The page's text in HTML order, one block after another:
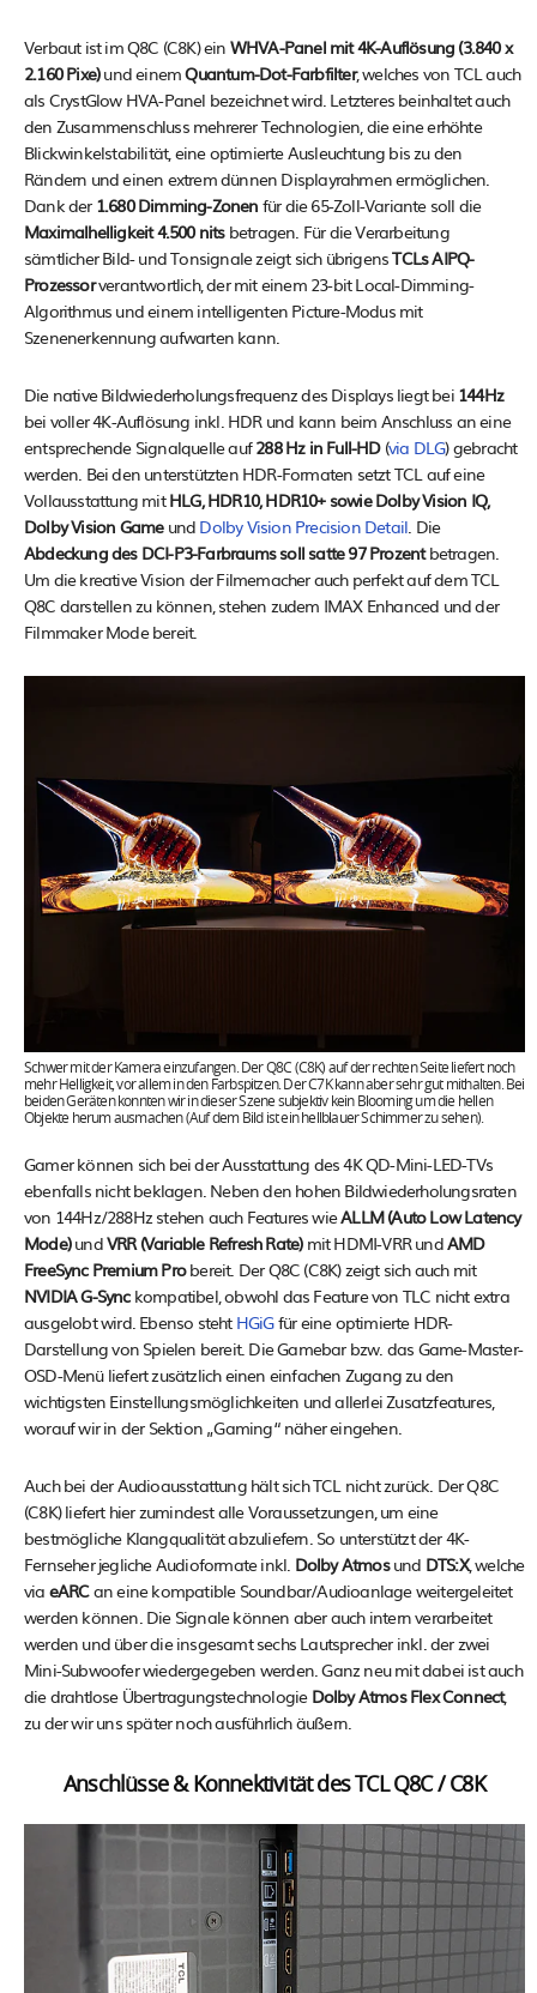
Verbaut ist im Q8C (C8K) ein WHVA-Panel mit 4K-Auflösung (3.840 x
2.160 Pixe)und einemQuantum-Dot-Farbfilter, welches von TCL auch
als CrystGlow HVA-Panel bezeichnet wird. Letzteres beinhaltet auch
den Zusammenschluss mehrerer Technologien, die eine erhöhte
Blickwinkelstabilität, eine optimierte Ausleuchtung bis zu den
Rändern und einen extrem dünnen Displayrahmen ermöglichen.
Dank der 1.680 Dimming-Zonen für die 65-Zoll-Variante soll die
Maximalhelligkeit 4.500 nitsbetragen. Für die Verarbeitung
sämtlicher Bild- und Tonsignale zeigt sich übrigensTCLs AIPQ-
Prozessorverantwortlich, der mit einem 23-bit Local-Dimming-
Algorithmus und einem intelligenten Picture-Modus mit
Szenenerkennung aufwarten kann.
Die native Bildwiederholungsfrequenz des Displays liegt bei 144Hz
bei voller 4K-Auflösung inkl. HDR und kann beim Anschluss an eine
entsprechende Signalquelle auf288 Hz in Full-HD(via DLG) gebracht
werden. Bei den unterstützten HDR-Formaten setzt TCL auf eine
Vollausstattung mitHLG, HDR10, HDR10+ sowie Dolby Vision IQ,
Dolby Vision Gameund Dolby Vision Precision Detail. Die
Abdeckung des DCI-P3-Farbraums soll satte 97 Prozentbetragen.
Um die kreative Vision der Filmemacher auch perfekt auf dem TCL
Q8C darstellen zu können, stehen zudem IMAX Enhanced und der
Filmmaker Mode bereit.
Schwer mit der Kamera einzufangen. Der Q8C (C8K) auf der rechten Seite liefert noch
mehr Helligkeit, vor allem in den Farbspitzen. Der C7K kann aber sehr gut mithalten. Bei
beiden Geräten konnten wir in dieser Szene subjektiv kein Blooming um die hellen
Objekte herum ausmachen (Auf dem Bild ist ein hellblauer Schimmer zu sehen).
Gamer können sich bei der Ausstattung des 4K QD-Mini-LED-TVs
ebenfalls nicht beklagen. Neben den hohen Bildwiederholungsraten
von 144Hz/288Hz stehen auch Features wieALLM (Auto Low Latency
Mode)undVRR (Variable Refresh Rate)mit HDMI-VRR undAMD
FreeSync Premium Probereit. Der Q8C (C8K) zeigt sich auch mit
NVIDIA G-Synckompatibel, obwohl das Feature von TLC nicht extra
ausgelobt wird. Ebenso steht HGiGfür eine optimierte HDR-
Darstellung von Spielen bereit. Die Gamebar bzw. das Game-Master-
OSD-Menü liefert zusätzlich einen einfachen Zugang zu den
wichtigsten Einstellungsmöglichkeiten und allerlei Zusatzfeatures,
worauf wir in der Sektion „Gaming“ näher eingehen.
Auch bei der Audioausstattung hält sich TCL nicht zurück. Der Q8C
(C8K) liefert hier zumindest alle Voraussetzungen, um eine
bestmögliche Klangqualität abzuliefern. So unterstützt der 4K-
Fernseher jegliche Audioformate inkl. Dolby Atmosund DTS:X, welche
via eARCan eine kompatible Soundbar/Audioanlage weitergeleitet
werden können. Die Signale können aber auch intern verarbeitet
werden und über die insgesamt sechs Lautsprecher inkl. der zwei
Mini-Subwoofer wiedergegeben werden. Ganz neu mit dabei ist auch
die drahtlose Übertragungstechnologie Dolby Atmos Flex Connect,
zu der wir uns später noch ausführlich äußern.
Anschlüsse & Konnektivität des TCL Q8C / C8K